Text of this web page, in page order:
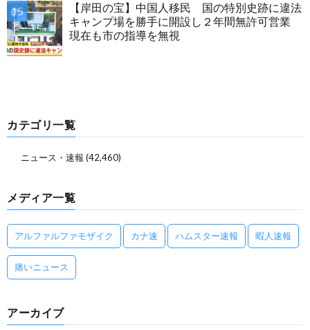
【岸田の宝】中国人移民 国の特別史跡に違法
キャンプ場を勝手に開設し２年間無許可営業
現在も市の指導を無視
カテゴリ一覧
ニュース・速報 (42,460)
メディア一覧
アルファルファモザイク カナ速 ハムスター速報 暇人速報
痛いニュース
アーカイブ